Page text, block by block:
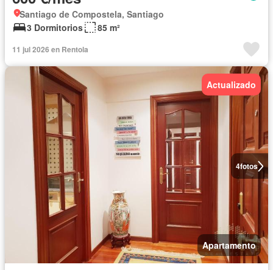
Santiago de Compostela, Santiago
3 Dormitorios
85 m²
11 jul 2026 en Rentola
4fotos
Actualizado
Apartamento